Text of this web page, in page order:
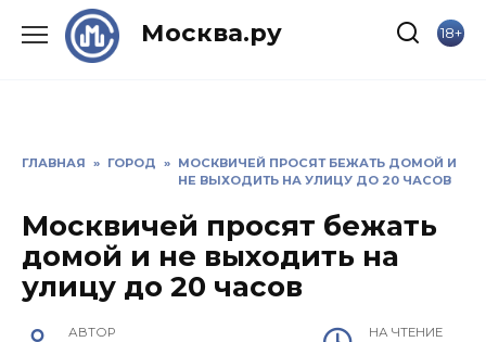
Москва.ру 18+
ГЛАВНАЯ » ГОРОД » МОСКВИЧЕЙ ПРОСЯТ БЕЖАТЬ ДОМОЙ И
НЕ ВЫХОДИТЬ НА УЛИЦУ ДО 20 ЧАСОВ
Москвичей просят бежать
домой и не выходить на
улицу до 20 часов
АВТОР НА ЧТЕНИЕ